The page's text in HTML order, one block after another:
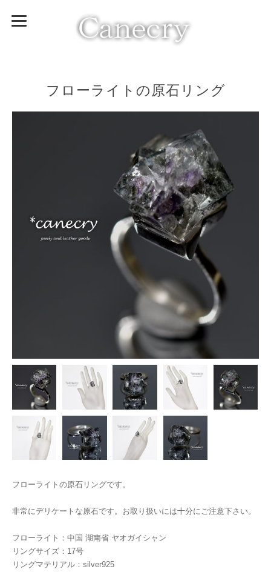
フローライトの原石リング
フローライトの原石リングです。
非常にデリケートな原石です。お取り扱いには十分にご注意下さい。
フローライト：中国 湖南省 ヤオガイシャン
リングサイズ：17号
リングマテリアル：silver925